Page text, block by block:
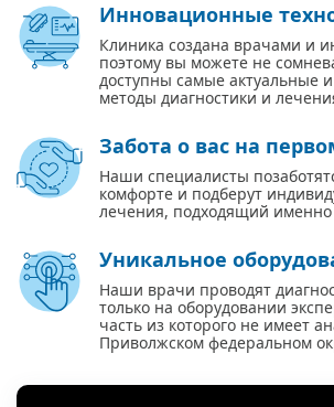
Инновационные
Клиника создана врачами и
поэтому вы можете не
доступны самые актуальные
методы диагностики и
Забота о вас на
Наши специалисты
комфорте и подберут
лечения, подходящий
Уникальное
Наши врачи проводят
только на оборудовании
часть из которого не имеет
Приволжском федеральном